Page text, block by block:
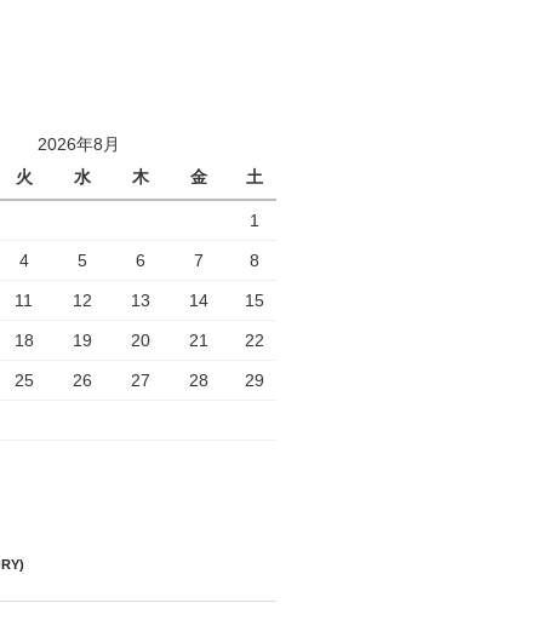
2026年8月
火 水 木 金 土
1
4 5 6 7 8
11 12 13 14 15
18 19 20 21 22
25 26 27 28 29